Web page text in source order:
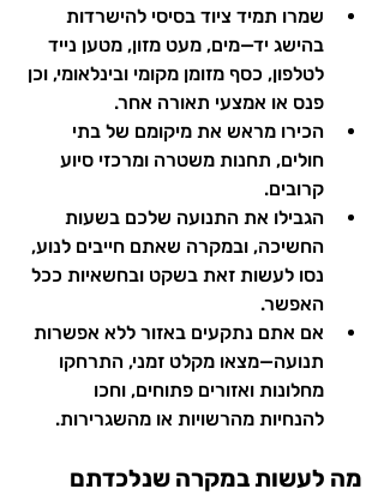
שמרו תמיד ציוד בסיסי להישרדות
בהישג יד—מים, מעט מזון, מטען נייד
לטלפון, כסף מזומן מקומי ובינלאומי, וכן
פנס או אמצעי תאורה אחר.
הכירו מראש את מיקומם של בתי
חולים, תחנות משטרה ומרכזי סיוע
קרובים.
הגבילו את התנועה שלכם בשעות
החשיכה, ובמקרה שאתם חייבים לנוע,
נסו לעשות זאת בשקט ובחשאיות ככל
האפשר.
אם אתם נתקעים באזור ללא אפשרות
תנועה—מצאו מקלט זמני, התרחקו
מחלונות ואזורים פתוחים, וחכו
להנחיות מהרשויות או מהשגרירות.
מה לעשות במקרה שנלכדתם